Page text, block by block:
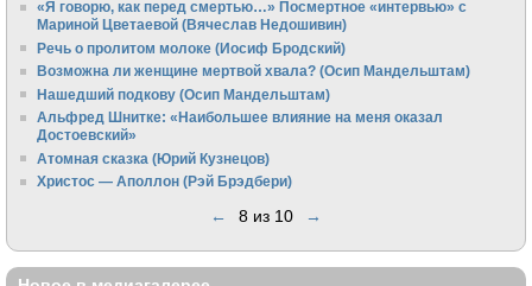
«Я говорю, как перед смертью…» Посмертное «интервью» с
Мариной Цветаевой (Вячеслав Недошивин)
Речь о пролитом молоке (Иосиф Бродский)
Возможна ли женщине мертвой хвала? (Осип Мандельштам)
Нашедший подкову (Осип Мандельштам)
Альфред Шнитке: «Наибольшее влияние на меня оказал
Достоевский»
Атомная сказка (Юрий Кузнецов)
Христос — Аполлон (Рэй Брэдбери)
← 8 из 10 →